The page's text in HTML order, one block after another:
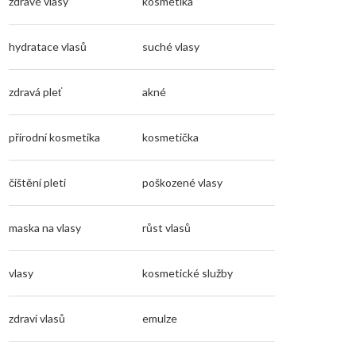
hydratace vlasů suché vlasy
zdravá pleť akné
přírodní kosmetika kosmetička
čištění pleti poškozené vlasy
maska na vlasy růst vlasů
vlasy kosmetické služby
zdraví vlasů emulze